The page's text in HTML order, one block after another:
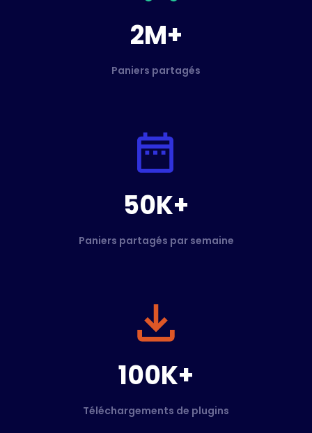
2M+
Paniers partagés
50K+
Paniers partagés par semaine
100K+
Téléchargements de plugins